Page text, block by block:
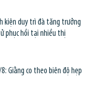
kiện duy trì đà tăng trưởng
phục hồi tại nhiều thị
Giằng co theo biên độ hẹp